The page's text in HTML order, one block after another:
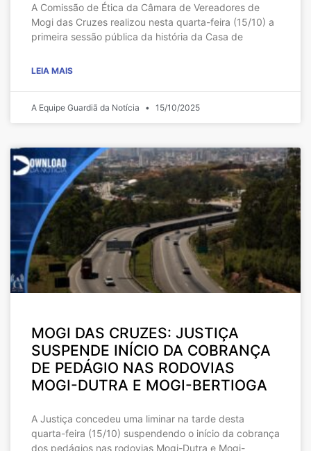
A Comissão de Ética da Câmara de Vereadores de
Mogi das Cruzes realizou nesta quarta-feira (15/10) a
primeira sessão pública da história da Casa de
LEIA MAIS
A Equipe Guardiã da Notícia 15/10/2025
MOGI DAS CRUZES: JUSTIÇA
SUSPENDE INÍCIO DA COBRANÇA
DE PEDÁGIO NAS RODOVIAS
MOGI-DUTRA E MOGI-BERTIOGA
A Justiça concedeu uma liminar na tarde desta
quarta-feira (15/10) suspendendo o início da cobrança
dos pedágios nas rodovias Mogi-Dutra e Mogi-